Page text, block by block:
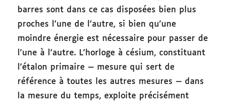
barres sont dans ce cas disposées bien plus
proches l’une de l’autre, si bien qu’une
moindre énergie est nécessaire pour passer de
l’une à l’autre. L’horloge à césium, constituant
l’étalon primaire — mesure qui sert de
référence à toutes les autres mesures — dans
la mesure du temps, exploite précisément